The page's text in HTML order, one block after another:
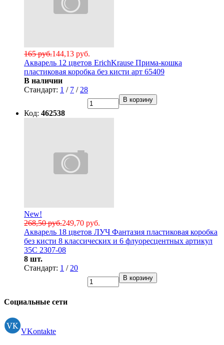
144,13 руб.
165 руб.
Акварель 12 цветов ErichKrause Прима-кошка
пластиковая коробка без кисти арт 65409
В наличии
Стандарт: 1 / 7 / 28
В корзину
Код: 462538
New!
249,70 руб.
268,50 руб.
Акварель 18 цветов ЛУЧ Фантазия пластиковая коробка
без кисти 8 классических и 6 флуоресцентных артикул
35С 2307-08
8 шт.
Стандарт: 1 / 20
В корзину
Социальные сети
VKontakte